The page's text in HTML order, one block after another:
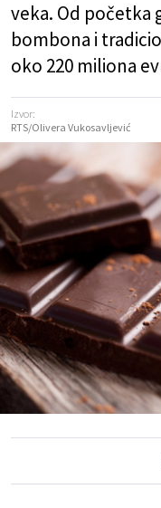
veka. Od početka
bombona i
oko 220 miliona
Izvor:
RTS/Olivera Vukosavljević